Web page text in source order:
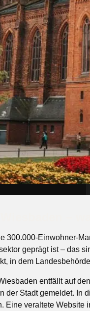
300.000-Einwohner-
geprägt ist – das
in dem
entfällt auf
der Stadt gemeldet. In
Eine veraltete